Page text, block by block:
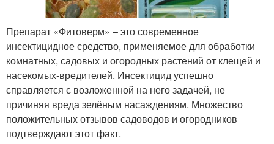
Препарат «Фитоверм» – это современное
инсектицидное средство, применяемое для обработки
комнатных, садовых и огородных растений от клещей и
насекомых-вредителей. Инсектицид успешно
справляется с возложенной на него задачей, не
причиняя вреда зелёным насаждениям. Множество
положительных отзывов садоводов и огородников
подтверждают этот факт.